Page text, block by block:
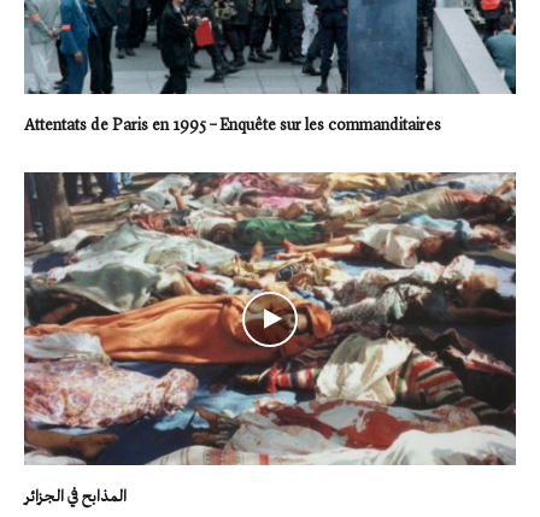
Attentats de Paris en 1995 – Enquête sur les commanditaires
المذابح في الجزائر